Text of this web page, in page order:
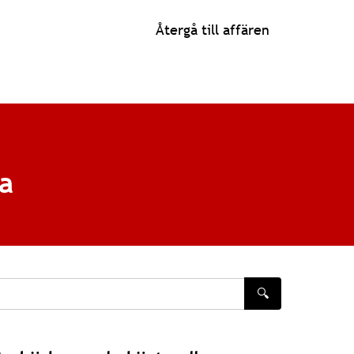
Återgå till affären
🔍